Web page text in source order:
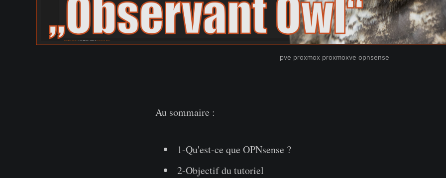
pve proxmox proxmoxve opnsense
Au sommaire :
1-Qu'est-ce que OPNsense ?
2-Objectif du tutoriel